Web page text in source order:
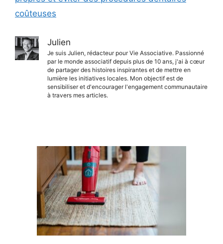
coûteuses
Julien
Je suis Julien, rédacteur pour Vie Associative. Passionné
par le monde associatif depuis plus de 10 ans, j'ai à cœur
de partager des histoires inspirantes et de mettre en
lumière les initiatives locales. Mon objectif est de
sensibiliser et d'encourager l'engagement communautaire
à travers mes articles.